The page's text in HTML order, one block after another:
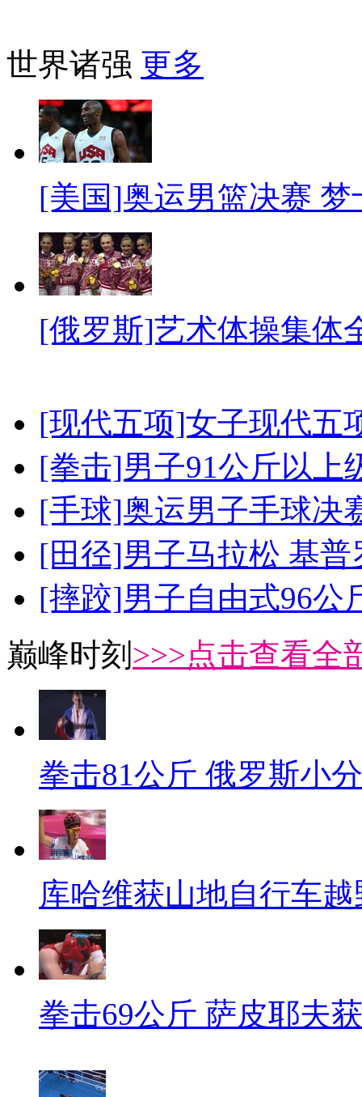
世界诸强 更多
[美国]奥运男篮决赛
[俄罗斯]艺术体操集体
[现代五项]女子现代五
[拳击]男子91公斤以上
[手球]奥运男子手球决
[田径]男子马拉松 基
[摔跤]男子自由式96公
巅峰时刻 >>>点击查看全
拳击81公斤 俄罗斯小
库哈维获山地自行车
拳击69公斤 萨皮耶夫